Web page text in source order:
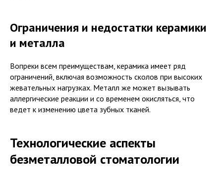
Ограничения и недостатки керамики
и металла
Вопреки всем преимуществам, керамика имеет ряд
ограничений, включая возможность сколов при высоких
жевательных нагрузках. Металл же может вызывать
аллергические реакции и со временем окисляться, что
ведет к изменению цвета зубных тканей.
Технологические аспекты
безметалловой стоматологии